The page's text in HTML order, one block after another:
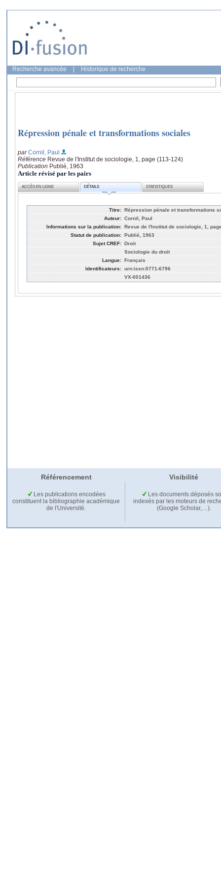
Recherche avancée Historique de recherche
Répression pénale et transformations sociales
parCornil, Paul
Référence Revue de l'Institut de sociologie, 1, page (113-124)
Publication Publié, 1963
Article révisé par les pairs
ACCÈS EN LIGNE DÉTAILS STATISTIQUES
Titre: Répression pénale et transformations
Auteur: Cornil, Paul
Informations sur la publication: Revue de l'Institut de sociologie, 1,
Statut de publication: Publié, 1963
Sujet CREF: Droit
Sociologie du droit
Langue: Français
Identificateurs: urn:issn:0771-6796
VX-001436
Référencement Visibilité
Les publications encodées
constituent la bibliographie académique
de l'Université.
Les documents déposés
indexés par les moteurs de
(Google Scholar,…).